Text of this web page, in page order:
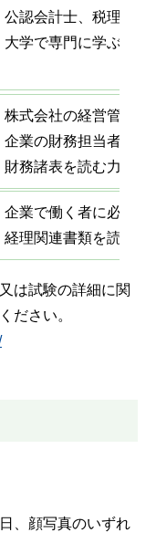
公認会計士、税理士
大学で専門に学ぶ程
株式会社の経営管理に
企業の財務担当者と
財務諸表を読む力が
企業で働く者に必須
経理関連書類を読む
は試験の詳細に関
ださい。
顔写真のいずれ